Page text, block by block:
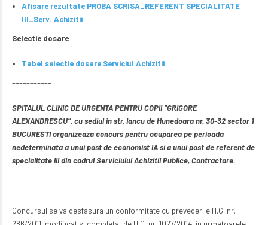
Afisare rezultate PROBA SCRISA_REFERENT SPECIALITATE
III_Serv. Achizitii
Selectie dosare
Tabel selectie dosare Serviciul Achizitii
–––––––––––
SPITALUL CLINIC DE URGENTA PENTRU COPII “GRIGORE
ALEXANDRESCU“, cu sediul in str. Iancu de Hunedoara nr. 30-32 sector 1
BUCURESTI organizeaza concurs pentru ocuparea pe perioada
nedeterminata a unui post de economist IA si a unui post de referent de
specialitate III din cadrul Serviciului Achizitii Publice, Contractare.
Concursul se va desfasura un conformitate cu prevederile H.G. nr.